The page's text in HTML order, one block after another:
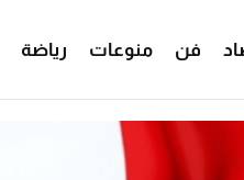
فن منوعات رياضة